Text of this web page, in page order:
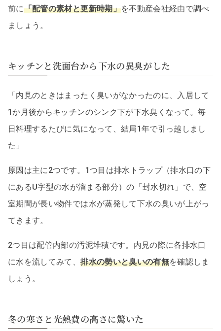
前に「配管の素材と更新時期」を不動産会社経由で調べ
ましょう。
キッチンと洗面台から下水の異臭がした
「内見のときはまったく臭いがなかったのに、入居して
1か月後からキッチンのシンク下が下水臭くなって。毎
日料理するたびに気になって、結局1年で引っ越しまし
た」
原因は主に2つです。1つ目は排水トラップ（排水口の下
にあるU字型の水が溜まる部分）の「封水切れ」で、空
室期間が長い物件では水が蒸発して下水の臭いが上がっ
てきます。
2つ目は配管内部の汚泥堆積です。内見の際に各排水口
に水を流してみて、排水の勢いと臭いの有無を確認しま
しょう。
冬の寒さと光熱費の高さに驚いた